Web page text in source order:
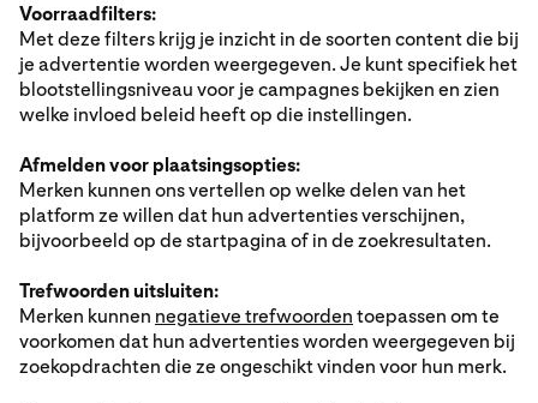
Voorraadfilters:
Met deze filters krijg je inzicht in de soorten content die bij
je advertentie worden weergegeven. Je kunt specifiek het
blootstellingsniveau voor je campagnes bekijken en zien
welke invloed beleid heeft op die instellingen.
Afmelden voor plaatsingsopties:
Merken kunnen ons vertellen op welke delen van het
platform ze willen dat hun advertenties verschijnen,
bijvoorbeeld op de startpagina of in de zoekresultaten.
Trefwoorden uitsluiten:
Merken kunnen negatieve trefwoorden toepassen om te
voorkomen dat hun advertenties worden weergegeven bij
zoekopdrachten die ze ongeschikt vinden voor hun merk.